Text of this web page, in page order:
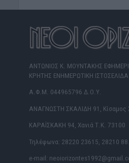
ΑΝΤΩΝΙΟΣ Κ. ΜΟΥΝΤΑΚΗΣ
ΚΡΗΤΗΣ ΕΝΗΜΕΡΩΤΙΚΗ
Α.Φ.Μ. 044965796 Δ.Ο.Υ.
ΑΝΑΓΝΩΣΤΗ ΣΚΑΛΙΔΗ 91, Κίσαμος
ΚΑΡΑΪΣΚΑΚΗ 94, Χανιά Τ.Κ. 73100
Τηλέφωνα: 28220 23615, 28210
e-mail: